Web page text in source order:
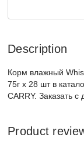
Description
Корм влажный
75г x 28 шт в
CARRY. Заказать с
Product